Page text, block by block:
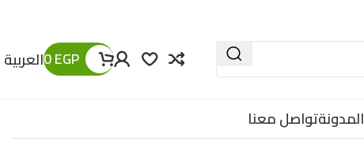
0EGP العربية
المدونةتواصل معنا